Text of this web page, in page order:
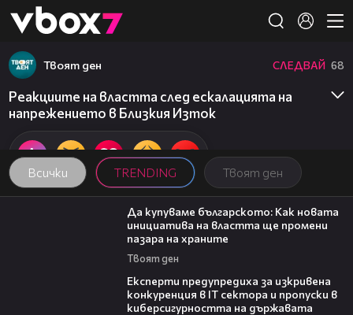
👾
Всички TRENDING Твоят ден
Твоят ден СЛЕДВАЙ 68
Реакциите на властта след ескалацията на
напрежението в Близкия Изток
16:42
Да купуваме българското: Как новата
инициатива на властта ще промени
пазара на храните
Твоят ден
Експерти предупредиха за изкривена
конкуренция в IT сектора и пропуски в
киберсигурността на държавата